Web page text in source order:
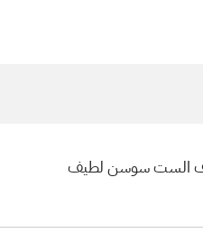
الست سوسن لطيف